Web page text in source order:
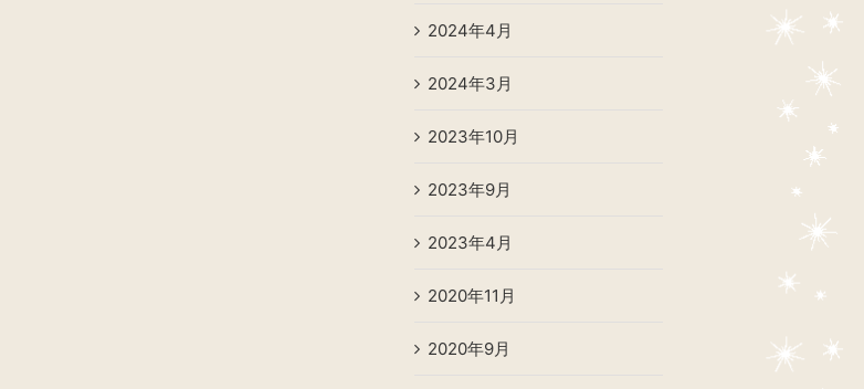
2024年4月
2024年3月
2023年10月
2023年9月
2023年4月
2020年11月
2020年9月